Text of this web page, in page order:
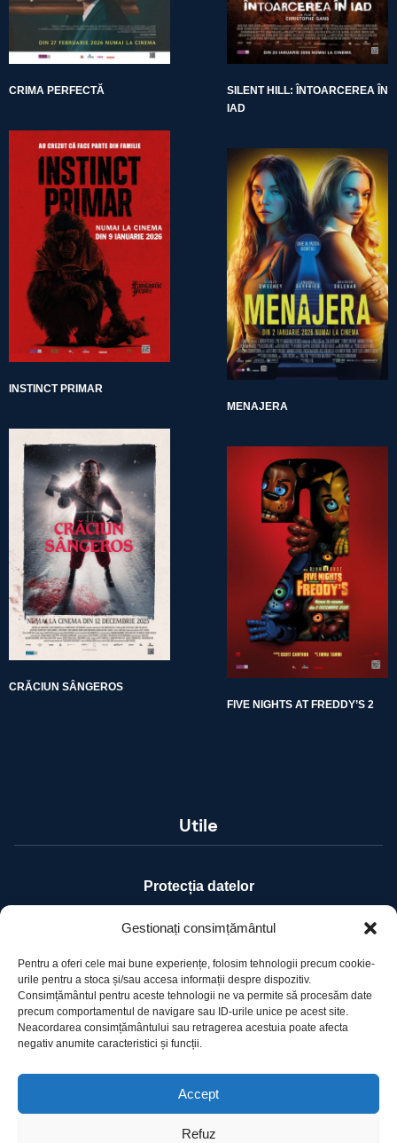
Gestionați consimțământul
Pentru a oferi cele mai bune experiențe, folosim tehnologii precum cookie-
urile pentru a stoca și/sau accesa informații despre dispozitiv.
Consimțământul pentru aceste tehnologii ne va permite să procesăm date
precum comportamentul de navigare sau ID-urile unice pe acest site.
Neacordarea consimțământului sau retragerea acestuia poate afecta
negativ anumite caracteristici și funcții.
Accept
Refuz
CRIMA PERFECTĂ
SILENT HILL: ÎNTOARCEREA ÎN
IAD
INSTINCT PRIMAR
MENAJERA
CRĂCIUN SÂNGEROS
FIVE NIGHTS AT FREDDY’S 2
Utile
Protecția datelor
Declarație cookie-uri
Contact
Ro Image SRL
Strada Mihai Eminescu, nr. 142, et.7, ap. 23,
office@roimage.ro